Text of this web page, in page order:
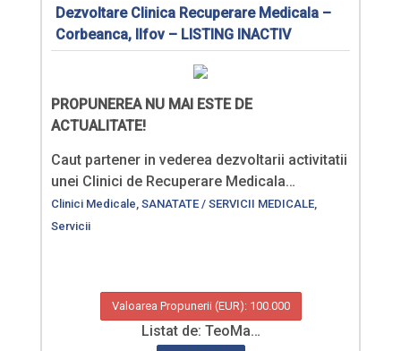
Dezvoltare Clinica Recuperare Medicala –
Corbeanca, Ilfov – LISTING INACTIV
PROPUNEREA NU MAI ESTE DE
ACTUALITATE!
Caut partener in vederea dezvoltarii activitatii
unei Clinici de Recuperare Medicala…
Clinici Medicale SANATATE / SERVICII MEDICALE
Servicii
Valoarea Propunerii (EUR): 100.000
Listat de: TeoMa…